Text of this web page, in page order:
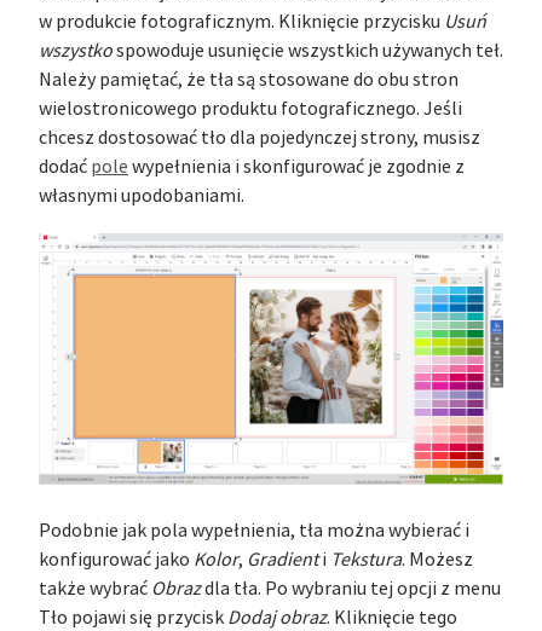
w produkcie fotograficznym. Kliknięcie przycisku Usuń
wszystkospowoduje usunięcie wszystkich używanych teł.
Należy pamiętać, że tła są stosowane do obu stron
wielostronicowego produktu fotograficznego. Jeśli
chcesz dostosować tło dla pojedynczej strony, musisz
dodać pole wypełnienia i skonfigurować je zgodnie z
własnymi upodobaniami.
Podobnie jak pola wypełnienia, tła można wybierać i
konfigurować jako Kolor, Gradienti Tekstura. Możesz
także wybrać Obrazdla tła. Po wybraniu tej opcji z menu
Tło pojawi się przycisk Dodaj obraz. Kliknięcie tego